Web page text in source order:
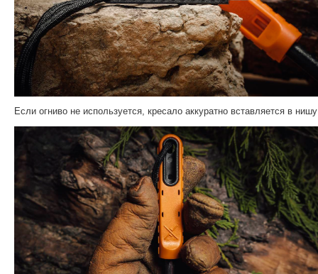
Если огниво не используется, кресало аккуратно вставляется в